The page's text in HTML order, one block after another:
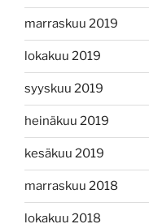
marraskuu 2019
lokakuu 2019
syyskuu 2019
heinäkuu 2019
kesäkuu 2019
marraskuu 2018
lokakuu 2018